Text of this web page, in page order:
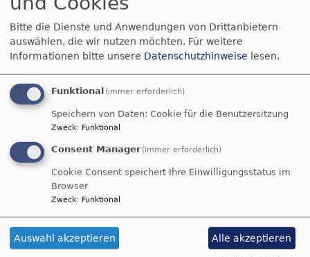
Pressemeldung zum Kita-Preis 2025
358.59 KB
So, 9.8. 9 Uhr
Gottesdienst
Günzburg Kapelle im Kreiskrankenhaus Günzburg
So, 9.8. 10:15 Uhr
Gottesdienst
Günzburg
Evang. Auferstehungskirche Günzburg
Bitte die Dienste und Anwendungen von Drittanbietern
auswählen, die wir nutzen möchten. Für weitere
Informationen bitte unsere Datenschutzhinweise lesen.
Funktional (immer erforderlich)
Speichern von Daten: Cookie für die Benutzersitzung
Zweck: Funktional
Consent Manager (immer erforderlich)
Cookie Consent speichert Ihre Einwilligungsstatus im
Browser
Zweck: Funktional
Auswahl akzeptieren Alle akzeptieren